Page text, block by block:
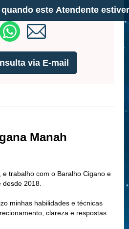
quando este Atendente
via E-mail
Manah
e trabalho com o Baralho Cigano e
2018.
minhas habilidades e técnicas
clareza e respostas